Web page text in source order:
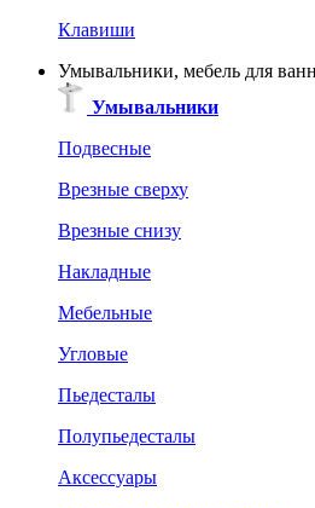
Клавиши
Умывальники, мебель для
Умывальники
Подвесные
Врезные сверху
Врезные снизу
Накладные
Мебельные
Угловые
Пьедесталы
Полупьедесталы
Аксессуары